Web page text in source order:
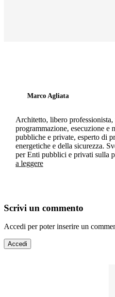
Marco Agliata
Architetto, libero
programmazione, esecuzione e
pubbliche e private, esperto di
energetiche e della sicurezza.
per Enti pubblici e privati sulla
a leggere
Scrivi un commento
Accedi per poter inserire un
Accedi